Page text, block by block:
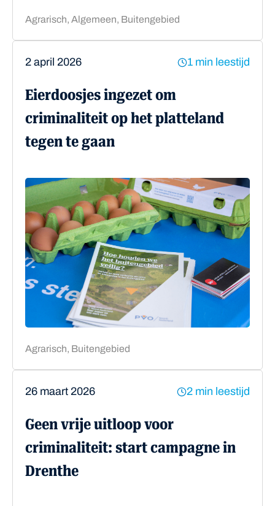
Agrarisch, Algemeen, Buitengebied
2 april 2026 1 min leestijd
Eierdoosjes ingezet om
criminaliteit op het platteland
tegen te gaan
Agrarisch, Buitengebied
26 maart 2026 2 min leestijd
Geen vrije uitloop voor
criminaliteit: start campagne in
Drenthe